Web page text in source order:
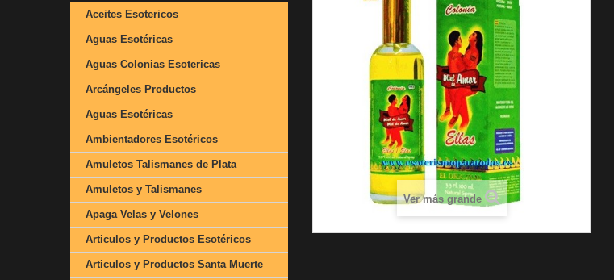
Aceites Esotericos
Aguas Esotéricas
Aguas Colonias Esotericas
Arcángeles Productos
Aguas Esotéricas
Ambientadores Esotéricos
Amuletos Talismanes de Plata
Amuletos y Talismanes
Apaga Velas y Velones
Articulos y Productos Esotéricos
Articulos y Productos Santa Muerte
Ver más grande